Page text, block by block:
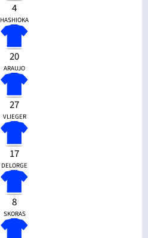
4
HASHIOKA
20
ARAUJO
27
VLIEGER
17
DELORGE
8
SKORAS